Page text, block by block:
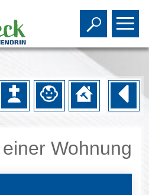
Toggle
Wohnung